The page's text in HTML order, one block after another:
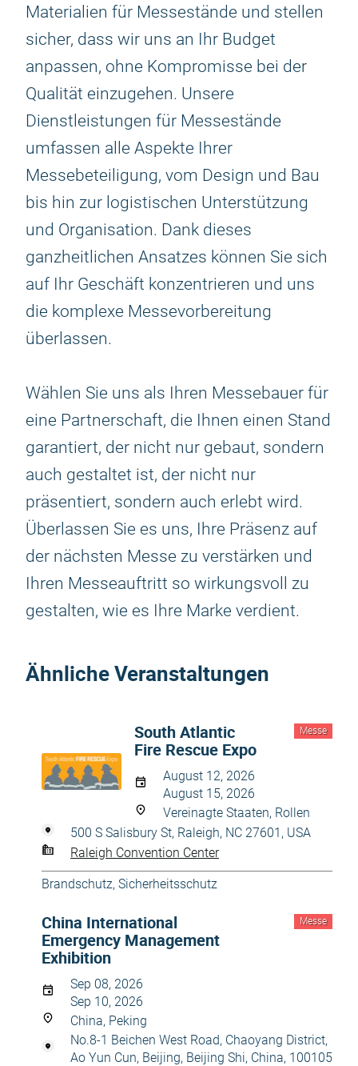
Materialien für Messestände und stellen
sicher, dass wir uns an Ihr Budget
anpassen, ohne Kompromisse bei der
Qualität einzugehen. Unsere
Dienstleistungen für Messestände
umfassen alle Aspekte Ihrer
Messebeteiligung, vom Design und Bau
bis hin zur logistischen Unterstützung
und Organisation. Dank dieses
ganzheitlichen Ansatzes können Sie sich
auf Ihr Geschäft konzentrieren und uns
die komplexe Messevorbereitung
überlassen.
Wählen Sie uns als Ihren Messebauer für
eine Partnerschaft, die Ihnen einen Stand
garantiert, der nicht nur gebaut, sondern
auch gestaltet ist, der nicht nur
präsentiert, sondern auch erlebt wird.
Überlassen Sie es uns, Ihre Präsenz auf
der nächsten Messe zu verstärken und
Ihren Messeauftritt so wirkungsvoll zu
gestalten, wie es Ihre Marke verdient.
Ähnliche Veranstaltungen
Messe
South Atlantic
Fire Rescue Expo
August 12, 2026
August 15, 2026
Vereinagte Staaten, Rollen
500 S Salisbury St, Raleigh, NC 27601, USA
Raleigh Convention Center
Brandschutz, Sicherheitsschutz
Messe
China International
Emergency Management
Exhibition
Sep 08, 2026
Sep 10, 2026
China, Peking
No.8-1 Beichen West Road, Chaoyang District,
Ao Yun Cun, Beijing, Beijing Shi, China, 100105